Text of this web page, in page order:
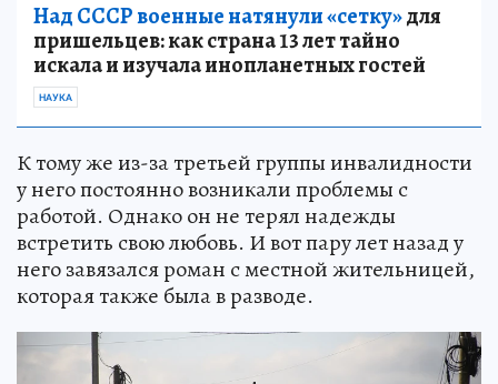
Над СССР военные натянули «сетку»для
пришельцев: как страна 13 лет тайно
искала и изучала инопланетных гостей
НАУКА
К тому же из-за третьей группы инвалидности
у него постоянно возникали проблемы с
работой. Однако он не терял надежды
встретить свою любовь. И вот пару лет назад у
него завязался роман с местной жительницей,
которая также была в разводе.